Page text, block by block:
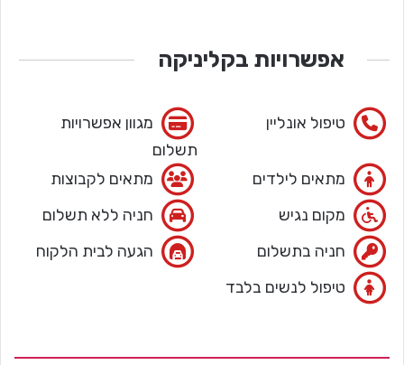
אפשרויות בקליניקה
טיפול אונליין
מגוון אפשרויות
תשלום
מתאים לילדים
מתאים לקבוצות
מקום נגיש
חניה ללא תשלום
חניה בתשלום
הגעה לבית הלקוח
טיפול לנשים בלבד